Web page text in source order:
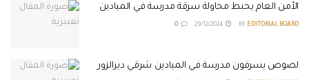
الأمن العام يحبط محاولة سرقة مدرسة في الميادين
BY EDITORIAL BOARD
لصوص يسرقون مدرسة في الميادين شرقي ديرالزور